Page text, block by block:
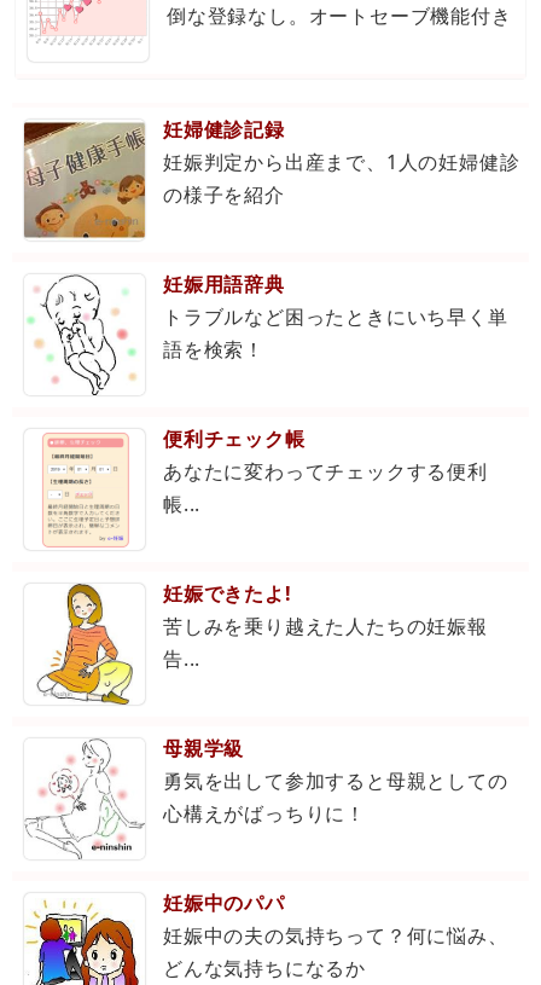
倒な登録なし。オートセーブ機能付き
妊婦健診記録
妊娠判定から出産まで、1人の妊婦健診
の様子を紹介
妊娠用語辞典
トラブルなど困ったときにいち早く単
語を検索！
便利チェック帳
あなたに変わってチェックする便利
帳...
妊娠できたよ!
苦しみを乗り越えた人たちの妊娠報
告...
母親学級
勇気を出して参加すると母親としての
心構えがばっちりに！
妊娠中のパパ
妊娠中の夫の気持ちって？何に悩み、
どんな気持ちになるか